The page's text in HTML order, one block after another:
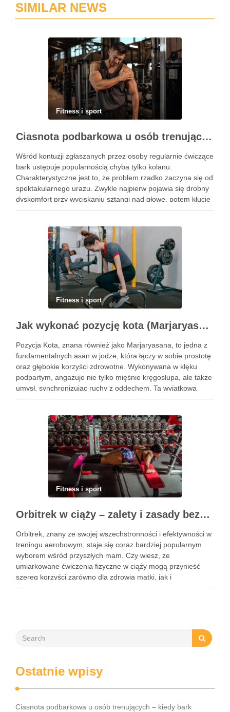
SIMILAR NEWS
Fitness i sport
Ciasnota podbarkowa u osób trenujących – kiedy bark przestaje wybaczać błędy na siłowni
Wśród kontuzji zgłaszanych przez osoby regularnie ćwiczące
bark ustępuje popularnością chyba tylko kolanu.
Charakterystyczne jest to, że problem rzadko zaczyna się od
spektakularnego urazu. Zwykle najpierw pojawia się drobny
dyskomfort przy wyciskaniu sztangi nad głowę, potem kłucie
przy zakładaniu koszulki, a po kilku tygodniach ból budzi w
Fitness i sport
Jak wykonać pozycję kota (Marjaryasana) i jakie ma korzyści?
Pozycja Kota, znana również jako Marjaryasana, to jedna z
fundamentalnych asan w jodze, która łączy w sobie prostotę
oraz głębokie korzyści zdrowotne. Wykonywana w klęku
podpartym, angażuje nie tylko mięśnie kręgosłupa, ale także
umysł, synchronizując ruchy z oddechem. Ta wyjątkowa
praktyka nie tylko poprawia elastyczność ciała, ale również
Fitness i sport
Orbitrek w ciąży – zalety i zasady bezpiecznych ćwiczeń
Orbitrek, znany ze swojej wszechstronności i efektywności w
treningu aerobowym, staje się coraz bardziej popularnym
wyborem wśród przyszłych mam. Czy wiesz, że
umiarkowane ćwiczenia fizyczne w ciąży mogą przynieść
szereg korzyści zarówno dla zdrowia matki, jak i
rozwijającego się dziecka? Właściwie dobrany program
Ostatnie wpisy
Ciasnota podbarkowa u osób trenujących – kiedy bark